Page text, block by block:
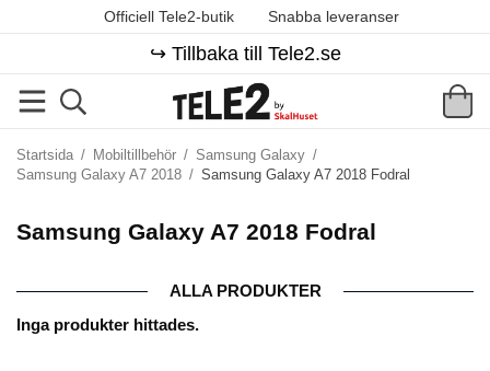
Officiell Tele2-butik Snabba leveranser
↪️ Tillbaka till Tele2.se
Startsida / Mobiltillbehör / Samsung Galaxy /
Samsung Galaxy A7 2018 / Samsung Galaxy A7 2018 Fodral
Samsung Galaxy A7 2018 Fodral
ALLA PRODUKTER
Inga produkter hittades.